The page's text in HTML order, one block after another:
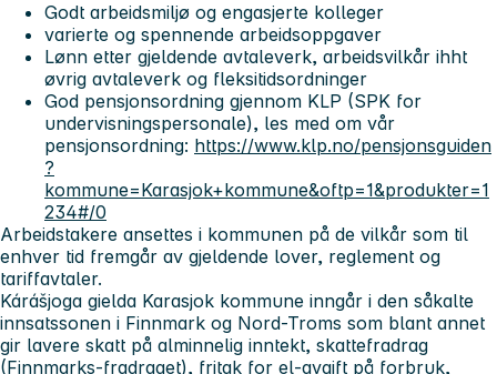
Godt arbeidsmiljø og engasjerte kolleger
varierte og spennende arbeidsoppgaver
Lønn etter gjeldende avtaleverk, arbeidsvilkår ihht
øvrig avtaleverk og fleksitidsordninger
God pensjonsordning gjennom KLP (SPK for
undervisningspersonale), les med om vår
pensjonsordning: https://www.klp.no/pensjonsguiden
?
kommune=Karasjok+kommune&oftp=1&produkter=1
234#/0
Arbeidstakere ansettes i kommunen på de vilkår som til
enhver tid fremgår av gjeldende lover, reglement og
tariffavtaler.
Kárášjoga gielda Karasjok kommune inngår i den såkalte
innsatssonen i Finnmark og Nord-Troms som blant annet
gir lavere skatt på alminnelig inntekt, skattefradrag
(Finnmarks-fradraget), fritak for el-avgift på forbruk,